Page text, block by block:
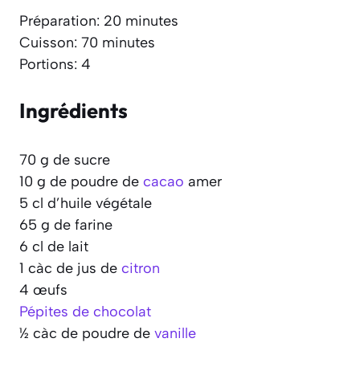
Préparation: 20 minutes
Cuisson: 70 minutes
Portions: 4
Ingrédients
70 g de sucre
10 g de poudre de cacao amer
5 cl d’huile végétale
65 g de farine
6 cl de lait
1 càc de jus de citron
4 œufs
Pépites de chocolat
½ càc de poudre de vanille